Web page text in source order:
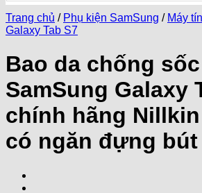
Trang chủ / Phụ kiện SamSung / Máy
Galaxy Tab S7
Bao da chống
SamSung Galaxy
chính hãng
có ngăn đựng bút